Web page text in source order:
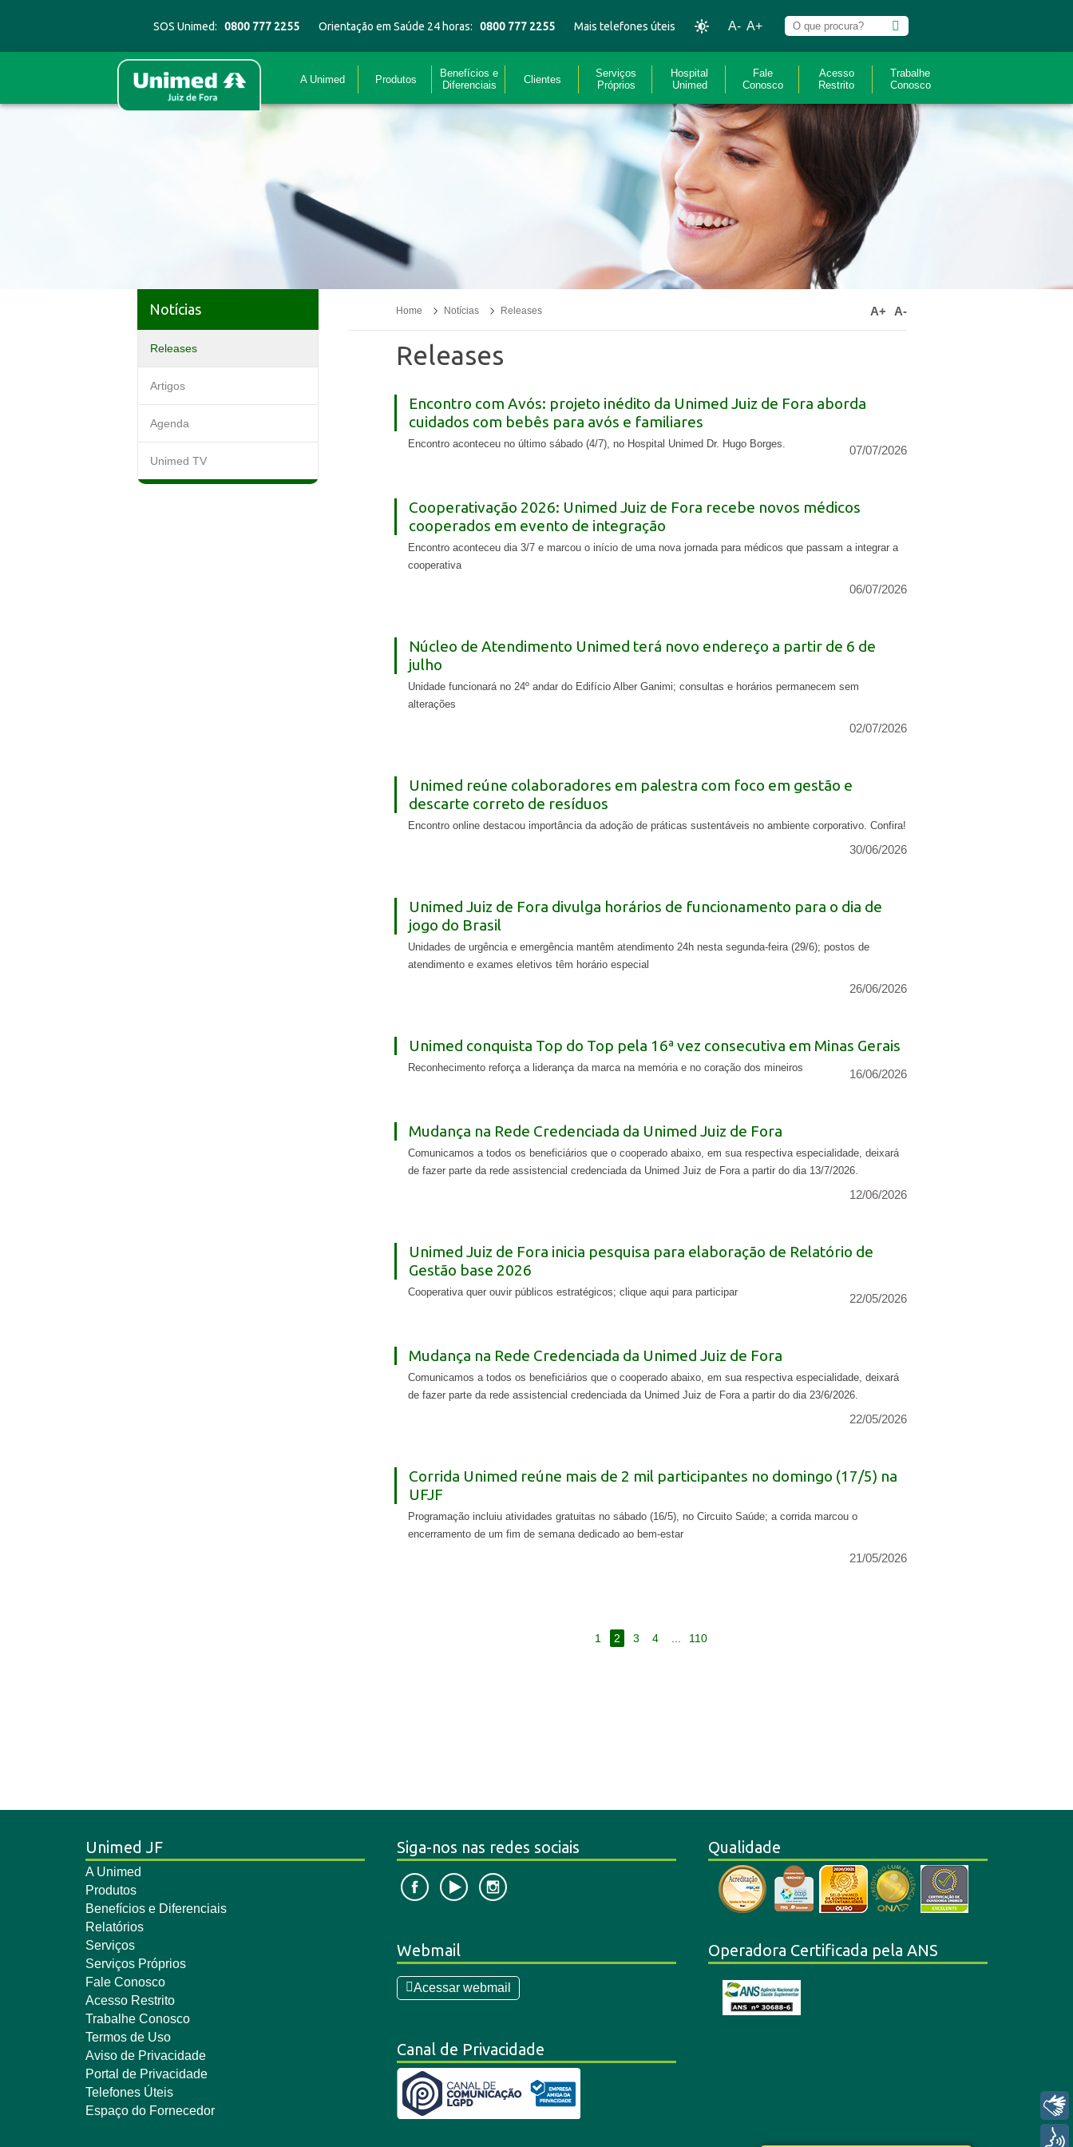
SOS Unimed: 0800 777 2255 Orientação em Saúde 24 horas: 0800 777 2255 Mais telefones úteis A- A+
A Unimed Produtos
Benefícios e
Diferenciais
Clientes
Serviços
Próprios
Hospital
Unimed
Fale
Conosco
Acesso
Restrito
Trabalhe
Conosco
Notícias
Releases
Artigos
Agenda
Unimed TV
Home Notícias Releases A+ A-
Releases
Encontro com Avós: projeto inédito da Unimed Juiz de Fora aborda
cuidados com bebês para avós e familiares
Encontro aconteceu no último sábado (4/7), no Hospital Unimed Dr. Hugo Borges. 07/07/2026
Cooperativação 2026: Unimed Juiz de Fora recebe novos médicos
cooperados em evento de integração
Encontro aconteceu dia 3/7 e marcou o início de uma nova jornada para médicos que passam a integrar a
cooperativa
06/07/2026
Núcleo de Atendimento Unimed terá novo endereço a partir de 6 de
julho
Unidade funcionará no 24º andar do Edifício Alber Ganimi; consultas e horários permanecem sem
alterações
02/07/2026
Unimed reúne colaboradores em palestra com foco em gestão e
descarte correto de resíduos
Encontro online destacou importância da adoção de práticas sustentáveis no ambiente corporativo. Confira!
30/06/2026
Unimed Juiz de Fora divulga horários de funcionamento para o dia de
jogo do Brasil
Unidades de urgência e emergência mantêm atendimento 24h nesta segunda-feira (29/6); postos de
atendimento e exames eletivos têm horário especial
26/06/2026
Unimed conquista Top do Top pela 16ª vez consecutiva em Minas Gerais
Reconhecimento reforça a liderança da marca na memória e no coração dos mineiros 16/06/2026
Mudança na Rede Credenciada da Unimed Juiz de Fora
Comunicamos a todos os beneficiários que o cooperado abaixo, em sua respectiva especialidade, deixará
de fazer parte da rede assistencial credenciada da Unimed Juiz de Fora a partir do dia 13/7/2026.
12/06/2026
Unimed Juiz de Fora inicia pesquisa para elaboração de Relatório de
Gestão base 2026
Cooperativa quer ouvir públicos estratégicos; clique aqui para participar 22/05/2026
Mudança na Rede Credenciada da Unimed Juiz de Fora
Comunicamos a todos os beneficiários que o cooperado abaixo, em sua respectiva especialidade, deixará
de fazer parte da rede assistencial credenciada da Unimed Juiz de Fora a partir do dia 23/6/2026.
22/05/2026
Corrida Unimed reúne mais de 2 mil participantes no domingo (17/5) na
UFJF
Programação incluiu atividades gratuitas no sábado (16/5), no Circuito Saúde; a corrida marcou o
encerramento de um fim de semana dedicado ao bem-estar
21/05/2026
1 2 3 4 110
Unimed JF
A Unimed
Produtos
Benefícios e Diferenciais
Relatórios
Serviços
Serviços Próprios
Fale Conosco
Acesso Restrito
Trabalhe Conosco
Termos de Uso
Aviso de Privacidade
Portal de Privacidade
Telefones Úteis
Espaço do Fornecedor
Siga-nos nas redes sociais
Webmail
Acessar webmail
Canal de Privacidade
Qualidade
Operadora Certificada pela ANS